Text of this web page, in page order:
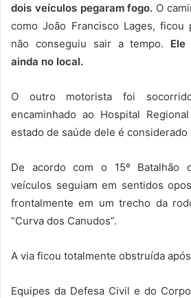
dois veículos pegaram fogo. O
como João Francisco Lages,
não conseguiu sair a tempo. Ele
ainda no local.
O outro motorista foi
encaminhado ao Hospital
estado de saúde dele é considerado
De acordo com o 15º Batalhão
veículos seguiam em sentidos
frontalmente em um trecho da
“Curva dos Canudos”.
A via ficou totalmente obstruída
Equipes da Defesa Civil e do